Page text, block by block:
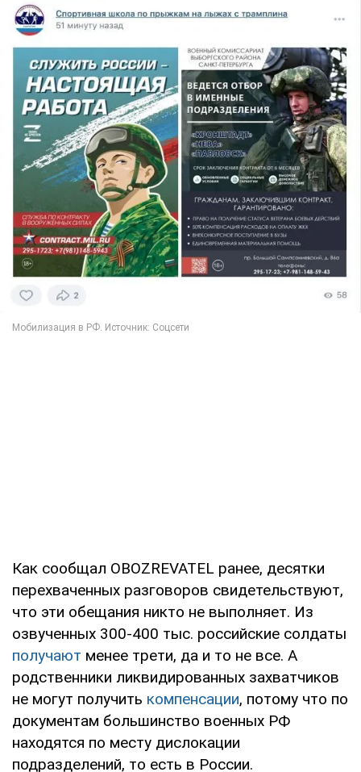
Как сообщал OBOZREVATEL ранее, десятки
перехваченных разговоров свидетельствуют,
что эти обещания никто не выполняет. Из
озвученных 300-400 тыс. российские солдаты
получают менее трети, да и то не все. А
родственники ликвидированных захватчиков
не могут получить компенсации, потому что по
документам большинство военных РФ
находятся по месту дислокации
подразделений, то есть в России.